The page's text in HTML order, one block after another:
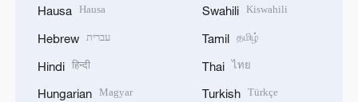
Hausa Hausa
Hebrew עברית
Hindi हिन्दी
Hungarian Magyar
Swahili Kiswahili
Tamil தமிழ்
Thai ไทย
Turkish Türkçe